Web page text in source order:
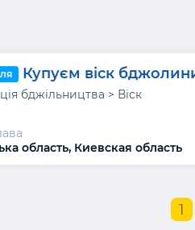
Купуєм віск
бджільництва > Віск
область, Киевская область
1